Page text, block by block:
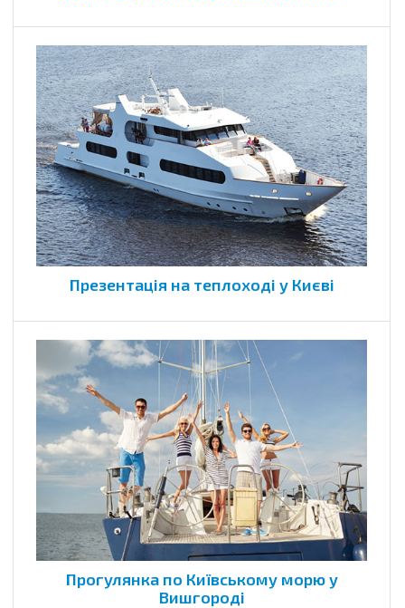
Презентація на теплоході у Києві
Прогулянка по Київському морю у
Вишгороді